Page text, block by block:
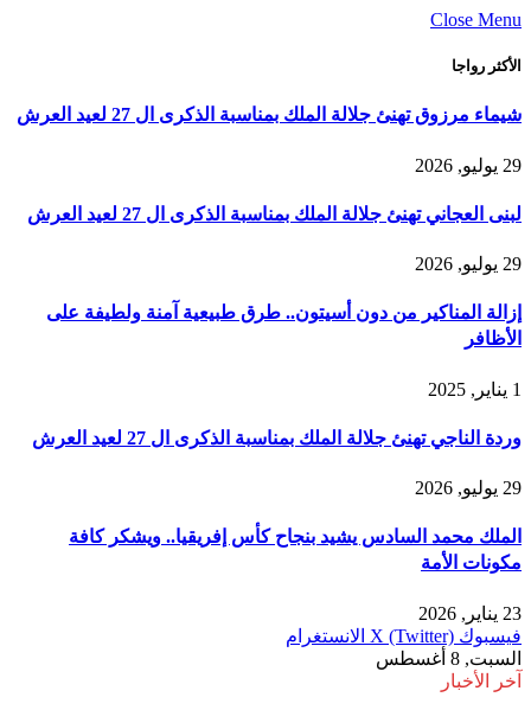
Close Menu
الأكثر رواجا
شيماء مرزوق تهنئ جلالة الملك بمناسبة الذكرى ال 27 لعيد العرش
29 يوليو, 2026
لبنى العجاني تهنئ جلالة الملك بمناسبة الذكرى ال 27 لعيد العرش
29 يوليو, 2026
إزالة المناكير من دون أسيتون.. طرق طبيعية آمنة ولطيفة على
الأظافر
1 يناير, 2025
وردة الناجي تهنئ جلالة الملك بمناسبة الذكرى ال 27 لعيد العرش
29 يوليو, 2026
الملك محمد السادس يشيد بنجاح كأس إفريقيا.. ويشكر كافة
مكونات الأمة
23 يناير, 2026
فيسبوك X (Twitter) الانستغرام
السبت, 8 أغسطس
آخر الأخبار